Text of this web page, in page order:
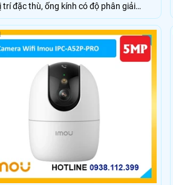
trí đặc thù, ống kính có độ phân giải
bị chống nước chuẩn IP 56, hỗ trợ thẻ
kèm theo đấy là khả năng quay 360 độ
2 chiều trực tiếp